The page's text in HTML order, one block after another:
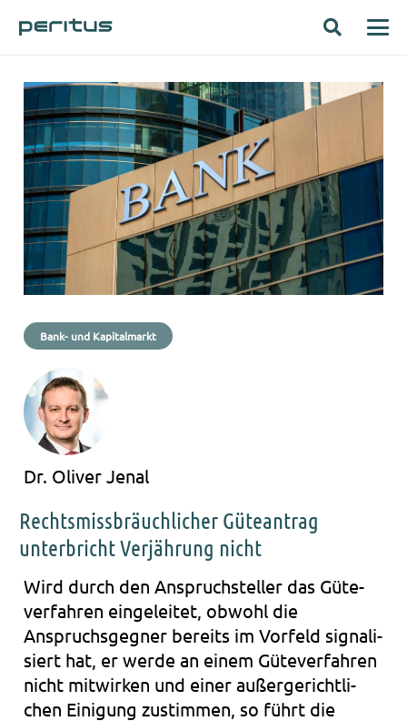
Bank- und Kapitalmarkt
Dr. Oliver Jenal
Rechtsmissbräuchlicher Güteantrag
unterbricht Verjährung nicht
Wird durch den Anspruch­stel­ler das Güte­
ver­fah­ren ein­ge­lei­tet, obwohl die
Anspruchs­geg­ner bereits im Vor­feld signa­li­
siert hat, er werde an einem Güte­ver­fah­ren
nicht mit­wir­ken und einer außer­ge­richt­li­
chen Eini­gung zustim­men, so führt die